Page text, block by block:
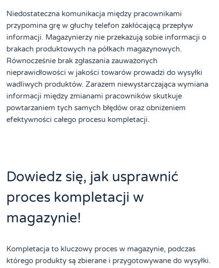
Niedostateczna komunikacja między pracownikami
przypomina grę w głuchy telefon zakłócającą przepływ
informacji. Magazynierzy nie przekazują sobie informacji o
brakach produktowych na półkach magazynowych.
Równocześnie brak zgłaszania zauważonych
nieprawidłowości w jakości towarów prowadzi do wysyłki
wadliwych produktów. Zarazem niewystarczająca wymiana
informacji między zmianami pracowników skutkuje
powtarzaniem tych samych błędów oraz obniżeniem
efektywności całego procesu kompletacji.
Dowiedz się, jak usprawnić
proces kompletacji w
magazynie!
Kompletacja to kluczowy proces w magazynie, podczas
którego produkty są zbierane i przygotowywane do wysyłki.